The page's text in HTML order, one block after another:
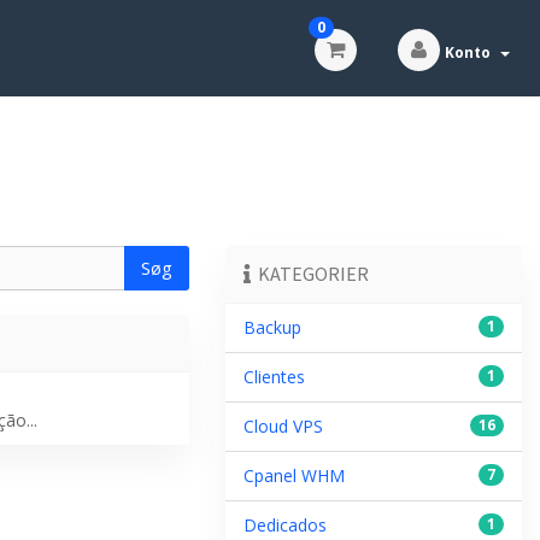
0
Konto
KATEGORIER
1
Backup
1
Clientes
16
Cloud VPS
7
Cpanel WHM
1
Dedicados